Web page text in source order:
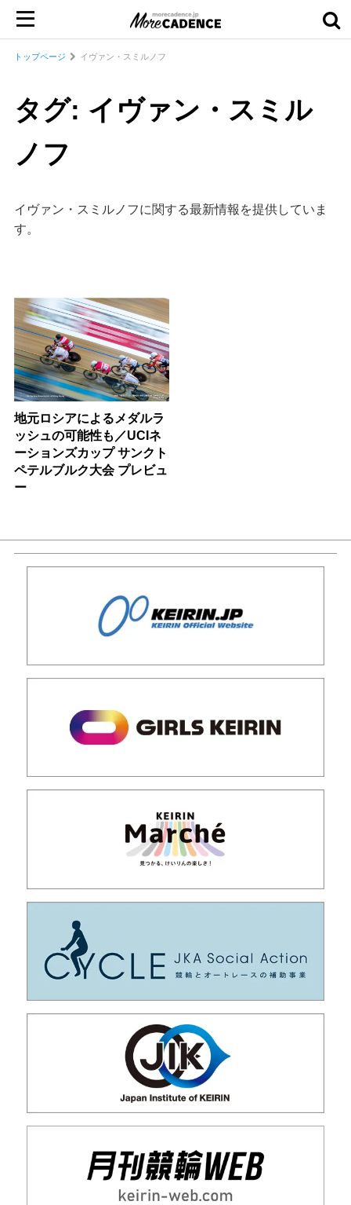
トップページ イヴァン・スミルノフ
タグ: イヴァン・スミル
ノフ
イヴァン・スミルノフに関する最新情報を提供していま
す。
地元ロシアによるメダルラ
ッシュの可能性も／UCIネ
ーションズカップ サンクト
ペテルブルク大会 プレビュ
ー